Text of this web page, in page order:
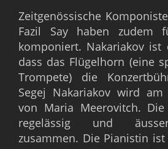
Zeitgenössische
Fazil Say haben zudem
komponiert. Nakariakov ist
dass das Flügelhorn (eine
Trompete) die
Segej Nakariakov wird
von Maria Meerovitch.
regelässig und
zusammen. Die Pianistin